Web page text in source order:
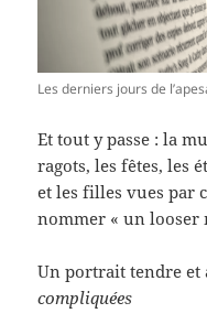
Les derniers jours de
Et tout y passe : la
ragots, les fêtes, les
et les filles vues par
nommer « un looser
Un portrait tendre et
compliquées